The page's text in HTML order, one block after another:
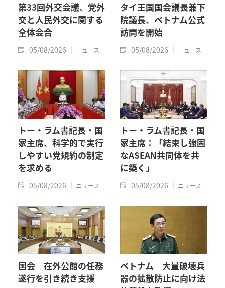
第33回外交会議、党外
交と人民外交に関する
全体会合
05/08/2026 ニュース
タイ王国国会議長兼下
院議長、ベトナム公式
訪問を開始
05/08/2026 ニュース
トー・ラム書記長・国
家主席、科学的で実行
しやすい党規約の制定
を求める
05/08/2026 ニュース
トー・ラム書記長・国
家主席：「結束し強固
なASEAN共同体を共
に築く」
05/08/2026 ニュース
国会 在外公館の任務
遂行を引き続き支援
ベトナム 大量破壊兵
器の拡散防止に向け法